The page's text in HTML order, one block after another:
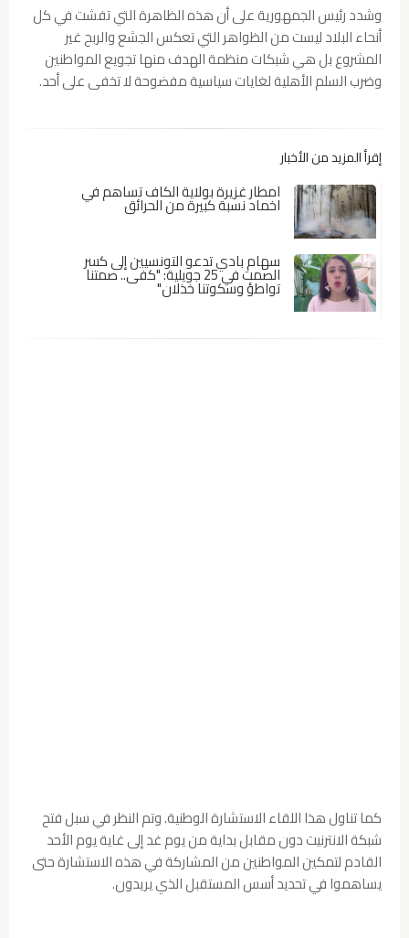
وشدد رئيس الجمهورية على أن هذه الظاهرة التي تفشت في كل
أنحاء البلاد ليست من الظواهر التي تعكس الجشع والربح غير
المشروع بل هي شبكات منظمة الهدف منها تجويع المواطنين
وضرب السلم الأهلية لغايات سياسية مفضوحة لا تخفى على أحد.
إقرأ المزيد من الأخبار
امطار غزيرة بولاية الكاف تساهم في
اخماد نسبة كبيرة من الحرائق
سهام بادي تدعو التونسيين إلى كسر
الصمت في 25 جويلية: "كفى.. صمتنا
تواطؤ وسكوتنا خذلان"
كما تناول هذا اللقاء الاستشارة الوطنية. وتم النظر في سبل فتح
شبكة الانترنيت دون مقابل بداية من يوم غد إلى غاية يوم الأحد
القادم لتمكين المواطنين من المشاركة في هذه الاستشارة حتى
يساهموا في تحديد أسس المستقبل الذي يريدون.